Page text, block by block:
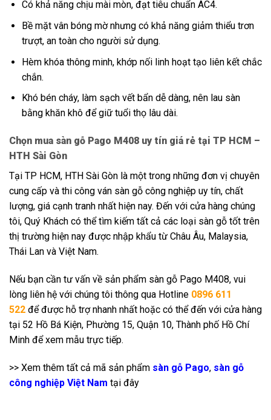
Có khả năng chịu mài mòn, đạt tiêu chuẩn AC4.
Bề mặt vân bóng mờ nhưng có khả năng giảm thiểu trơn
trượt, an toàn cho người sử dụng.
Hèm khóa thông minh, khớp nối linh hoạt tạo liên kết chắc
chắn.
Khó bén cháy, làm sạch vết bẩn dễ dàng, nên lau sàn
bằng khăn khô để giữ tuổi thọ lâu dài.
Chọn mua sàn gỗ Pago M408 uy tín giá rẻ tại TP HCM –
HTH Sài Gòn
Tại TP HCM, HTH Sài Gòn là một trong những đơn vị chuyên
cung cấp và thi công ván sàn gỗ công nghiệp uy tín, chất
lượng, giá cạnh tranh nhất hiện nay. Đến với cửa hàng chúng
tôi, Quý Khách có thể tìm kiếm tất cả các loại sàn gỗ tốt trên
thị trường hiện nay được nhập khẩu từ Châu Âu, Malaysia,
Thái Lan và Việt Nam.
Nếu bạn cần tư vấn về sản phẩm sàn gỗ Pago M408, vui
lòng liên hệ với chúng tôi thông qua Hotline 0896 611
522 để được hỗ trợ nhanh nhất hoặc có thể đến với cửa hàng
tại 52 Hồ Bá Kiện, Phường 15, Quận 10, Thành phố Hồ Chí
Minh để xem mẫu trực tiếp.
>> Xem thêm tất cả mã sản phẩm sàn gỗ Pago, sàn gỗ
công nghiệp Việt Nam tại đây